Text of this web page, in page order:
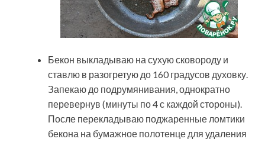
Бекон выкладываю на сухую сковороду и
ставлю в разогретую до 160 градусов духовку.
Запекаю до подрумянивания, однократно
перевернув (минуты по 4 с каждой стороны).
После перекладываю поджаренные ломтики
бекона на бумажное полотенце для удаления